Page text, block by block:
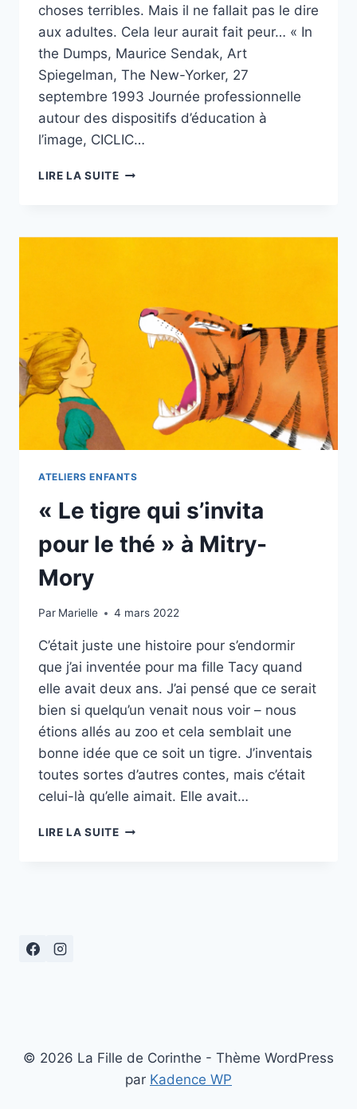
choses terribles. Mais il ne fallait pas le dire
aux adultes. Cela leur aurait fait peur… « In
the Dumps, Maurice Sendak, Art
Spiegelman, The New-Yorker, 27
septembre 1993 Journée professionnelle
autour des dispositifs d’éducation à
l’image, CICLIC…
LIRE LA SUITE« ENFANTS
SAGES
ATELIERS ENFANTS
« Le tigre qui s’invita
pour le thé » à Mitry-
Mory
Par Marielle 4 mars 2022
C’était juste une histoire pour s’endormir
que j’ai inventée pour ma fille Tacy quand
elle avait deux ans. J’ai pensé que ce serait
bien si quelqu’un venait nous voir – nous
étions allés au zoo et cela semblait une
bonne idée que ce soit un tigre. J’inventais
toutes sortes d’autres contes, mais c’était
celui-là qu’elle aimait. Elle avait…
LIRE LA SUITE« LE
© 2026 La Fille de Corinthe - Thème WordPress
par Kadence WP